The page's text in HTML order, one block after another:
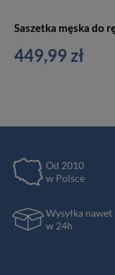
449,99 zł
Od 2010
w Polsce
Wysyłka nawet
w 24h